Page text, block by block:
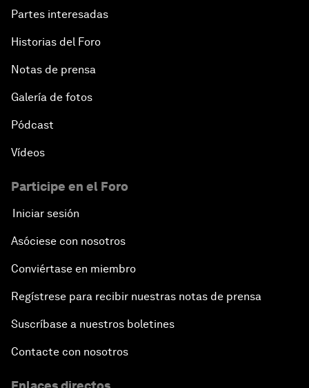
Partes interesadas
Historias del Foro
Notas de prensa
Galería de fotos
Pódcast
Vídeos
Participe en el Foro
Iniciar sesión
Asóciese con nosotros
Conviértase en miembro
Regístrese para recibir nuestras notas de prensa
Suscríbase a nuestros boletines
Contacte con nosotros